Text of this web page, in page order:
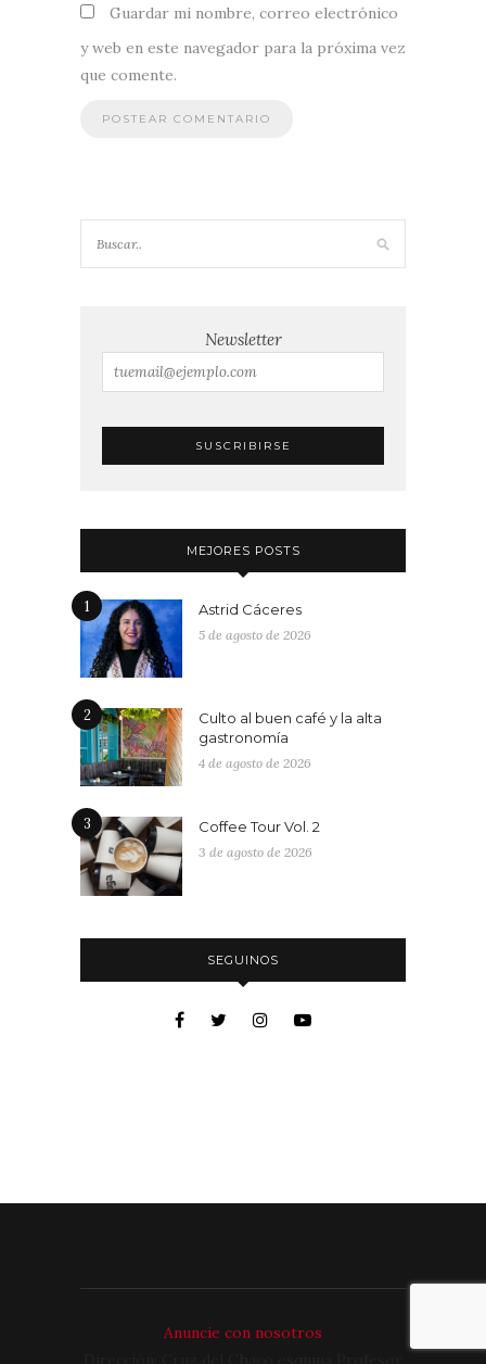
Guardar mi nombre, correo electrónico
y web en este navegador para la próxima vez
que comente.
Newsletter
MEJORES POSTS
1 Astrid Cáceres
5 de agosto de 2026
2
Culto al buen café y la alta
gastronomía
4 de agosto de 2026
3 Coffee Tour Vol. 2
3 de agosto de 2026
SEGUINOS
Anuncie con nosotros